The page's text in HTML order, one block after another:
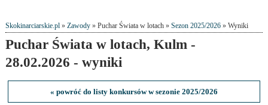
Skokinarciarskie.pl» Zawody» Puchar Świata w lotach » Sezon 2025/2026» Wyniki
Puchar Świata w lotach, Kulm -
28.02.2026 - wyniki
« powróć do listy konkursów w sezonie 2025/2026